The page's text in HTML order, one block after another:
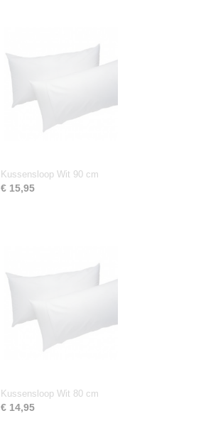
Kussensloop Wit 90 cm
€ 15,95
Kussensloop Wit 80 cm
€ 14,95